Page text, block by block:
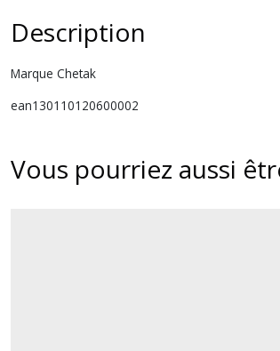
Description
Marque Chetak
ean130110120600002
Vous pourriez aussi